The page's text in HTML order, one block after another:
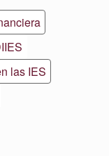
las IES